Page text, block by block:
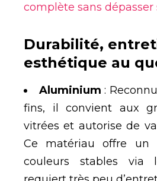
complète sans
Durabilité,
esthétique au
Aluminium :
fins, il convient aux
vitrées et autorise de
Ce matériau offre un
couleurs stables via